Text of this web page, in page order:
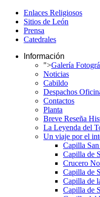
Enlaces Religiosos
Sitios de León
Prensa
Catedrales
Información
">Galería
Noticias
Cabildo
Despachos
Contactos
Planta
Breve Reseña
La Leyenda del
Un viaje por el
Capilla
Capilla de
Crucero
Capilla de
Capilla de
Capilla de